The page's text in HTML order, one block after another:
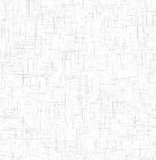
04/08/2010 ENIEG
30/11/2004 ENIEG